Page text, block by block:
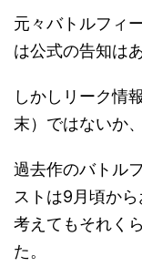
元々バトルフィ
は公式の告知は
しかしリーク情
末）ではないか
過去作のバトル
ストは9月頃か
考えてもそれく
た。